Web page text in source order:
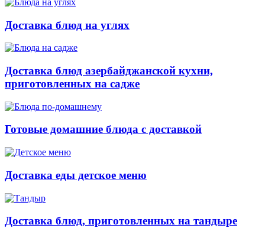
Доставка блюд на углях
Доставка блюд азербайджанской кухни,
приготовленных на садже
Готовые домашние блюда с доставкой
Доставка еды детское меню
Доставка блюд, приготовленных на тандыре